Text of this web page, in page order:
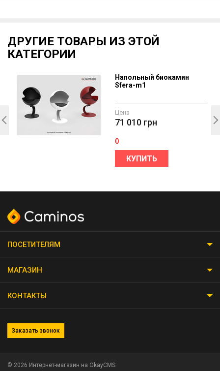
ДРУГИЕ ТОВАРЫ ИЗ ЭТОЙ
КАТЕГОРИИ
Напольный биокамин
Sfera-m1
Цена
71 010 грн
0
КУПИТЬ
ПОСЕТИТЕЛЯМ
МАГАЗИН
КОНТАКТЫ
Заказать звонок
© 2026 Интернет-магазин на OkayCMS